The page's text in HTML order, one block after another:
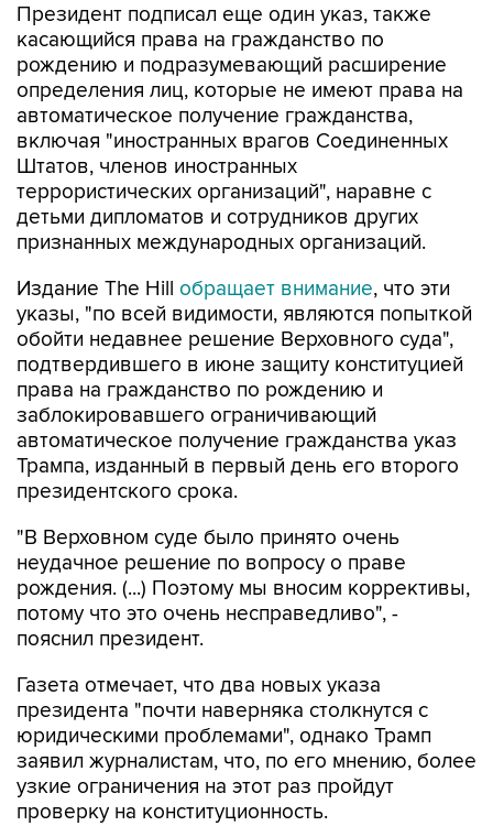
Президент подписал еще один указ, также
касающийся права на гражданство по
рождению и подразумевающий расширение
определения лиц, которые не имеют права на
автоматическое получение гражданства,
включая "иностранных врагов Соединенных
Штатов, членов иностранных
террористических организаций", наравне с
детьми дипломатов и сотрудников других
признанных международных организаций.
Издание The Hill обращает внимание, что эти
указы, "по всей видимости, являются попыткой
обойти недавнее решение Верховного суда",
подтвердившего в июне защиту конституцией
права на гражданство по рождению и
заблокировавшего ограничивающий
автоматическое получение гражданства указ
Трампа, изданный в первый день его второго
президентского срока.
"В Верховном суде было принято очень
неудачное решение по вопросу о праве
рождения. (...) Поэтому мы вносим коррективы,
потому что это очень несправедливо", -
пояснил президент.
Газета отмечает, что два новых указа
президента "почти наверняка столкнутся с
юридическими проблемами", однако Трамп
заявил журналистам, что, по его мнению, более
узкие ограничения на этот раз пройдут
проверку на конституционность.